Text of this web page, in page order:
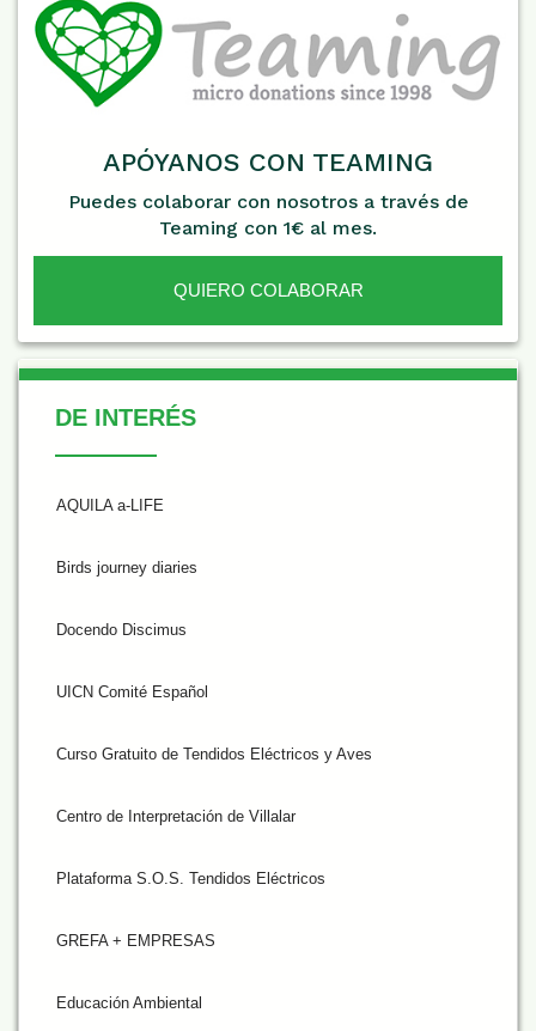
APÓYANOS CON TEAMING
Puedes colaborar con nosotros a través de
Teaming con 1€ al mes.
QUIERO COLABORAR
De Interés
DE INTERÉS
AQUILA a-LIFE
Birds journey diaries
Docendo Discimus
UICN Comité Español
Curso Gratuito de Tendidos Eléctricos y Aves
Centro de Interpretación de Villalar
Plataforma S.O.S. Tendidos Eléctricos
GREFA + EMPRESAS
Educación Ambiental